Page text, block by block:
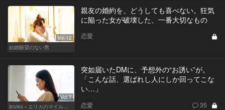
Vol.12
結婚願望のない男
親友の婚約を、どうしても喜べない。狂気
に陥った女が破壊した、一番大切なもの
恋愛
Vol.7
突如届いたDMに、予想外の“お誘い”が。
「こんな話、選ばれし人にしか回ってこな
い…」
恋愛 35